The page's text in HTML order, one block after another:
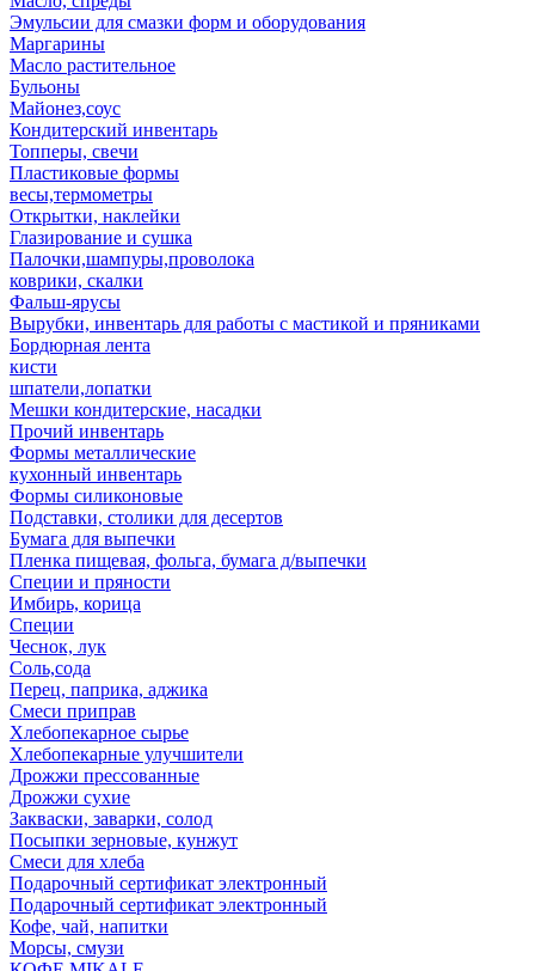
Эмульсии для смазки форм и оборудования
Маргарины
Масло растительное
Бульоны
Майонез,соус
Кондитерский инвентарь
Топперы, свечи
Пластиковые формы
весы,термометры
Открытки, наклейки
Глазирование и сушка
Палочки,шампуры,проволока
коврики, скалки
Фальш-ярусы
Вырубки, инвентарь для работы с мастикой и пряниками
Бордюрная лента
кисти
шпатели,лопатки
Мешки кондитерские, насадки
Прочий инвентарь
Формы металлические
кухонный инвентарь
Формы силиконовые
Подставки, столики для десертов
Бумага для выпечки
Пленка пищевая, фольга, бумага д/выпечки
Специи и пряности
Имбирь, корица
Специи
Чеснок, лук
Соль,сода
Перец, паприка, аджика
Смеси приправ
Хлебопекарное сырье
Хлебопекарные улучшители
Дрожжи прессованные
Дрожжи сухие
Закваски, заварки, солод
Посыпки зерновые, кунжут
Смеси для хлеба
Подарочный сертификат электронный
Подарочный сертификат электронный
Кофе, чай, напитки
Морсы, смузи